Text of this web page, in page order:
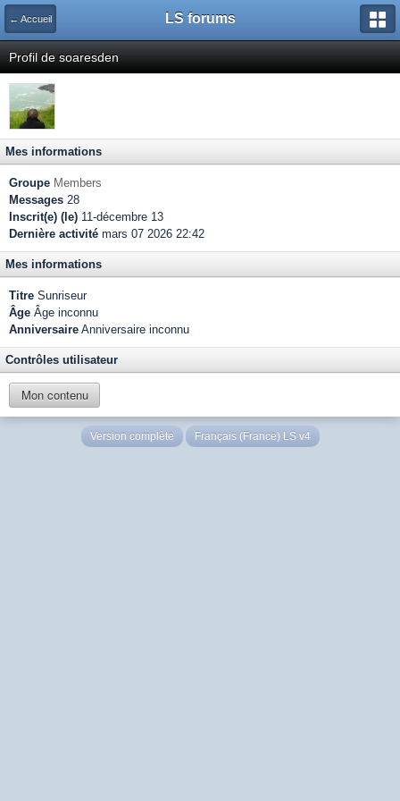
← Accueil LS forums
Profil de soaresden
Mes informations
Groupe Members
Messages 28
Inscrit(e) (le) 11-décembre 13
Dernière activité mars 07 2026 22:42
Mes informations
Titre Sunriseur
Âge Âge inconnu
Anniversaire Anniversaire inconnu
Contrôles utilisateur
Mon contenu
Version complète Français (France) LS v4